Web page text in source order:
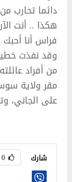
دائما تحارب
هكذا .. أنت
فراس أنا أحبك
وقد نفذت
من أفراد
مقر ولاية
على الجاني،
شارك 0